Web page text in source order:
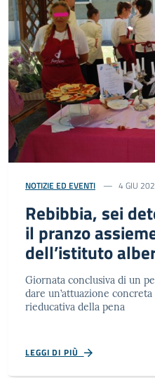
NOTIZIE ED EVENTI 4 GIU
Rebibbia, sei
il pranzo
dell’istituto
Giornata conclusiva di un
dare un’attuazione
rieducativa della pena
LEGGI DI PIÙ